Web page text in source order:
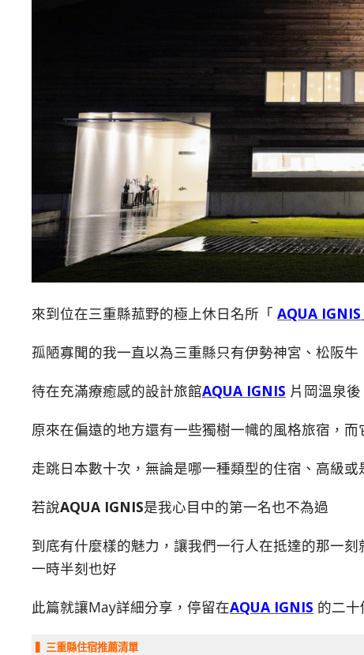
來到位在三重縣菰野的極上休日名所「 AQUA IGNIS
孤陋寡聞的我一直以為三重縣只有伊勢神宮、松阪
待在充滿療癒感的設計旅館AQUA IGNIS 片岡溫泉
原來在偏遠的地方還有一些獨樹一幟的風格旅宿，
走跳日本數十次，無論是哪一種類型的住宿、高級
若說AQUA IGNIS是我心目中的第一名也不為過
到底有什麼樣的魅力，讓我們一行人在抵達的那一
一時半刻也好
此篇就讓May詳細分享，停留在AQUA IGNIS 的二
▍三重縣住宿推薦清單